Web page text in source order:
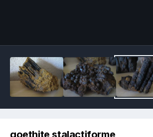
goethite stalactiforme